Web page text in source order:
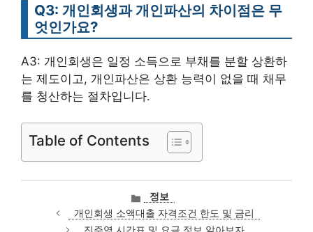
Q3: 개인회생과 개인파산의 차이점은 무
엇인가요?
A3: 개인회생은 일정 소득으로 부채를 분할 상환하
는 제도이고, 개인파산은 상환 능력이 없을 때 채무
를 청산하는 절차입니다.
Table of Contents
카
테
고
정보
개인회생 소액대출 자격조건 한도 및 금리